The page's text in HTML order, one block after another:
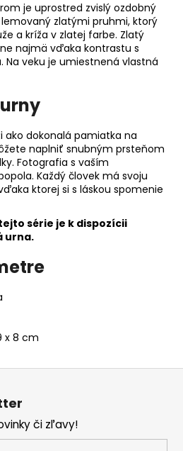
je uprostred zvislý ozdobný
zlatými pruhmi, ktorý
a kríža v zlatej farbe. Zlatý
najmä vďaka kontrastu s
veku je umiestnená vlastná
ako dokonalá pamiatka na
naplniť snubným prsteňom
Fotografia s vaším
Každý človek má svoju
ktorej si s láskou spomenie
série je k dispozícii
urna.
x 8 cm
či zľavy!